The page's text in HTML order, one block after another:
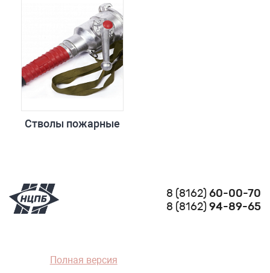
Стволы пожарные
8 (8162)60-00-70
8 (8162)94-89-65
Полная версия